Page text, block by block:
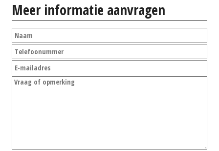
Meer informatie aanvragen